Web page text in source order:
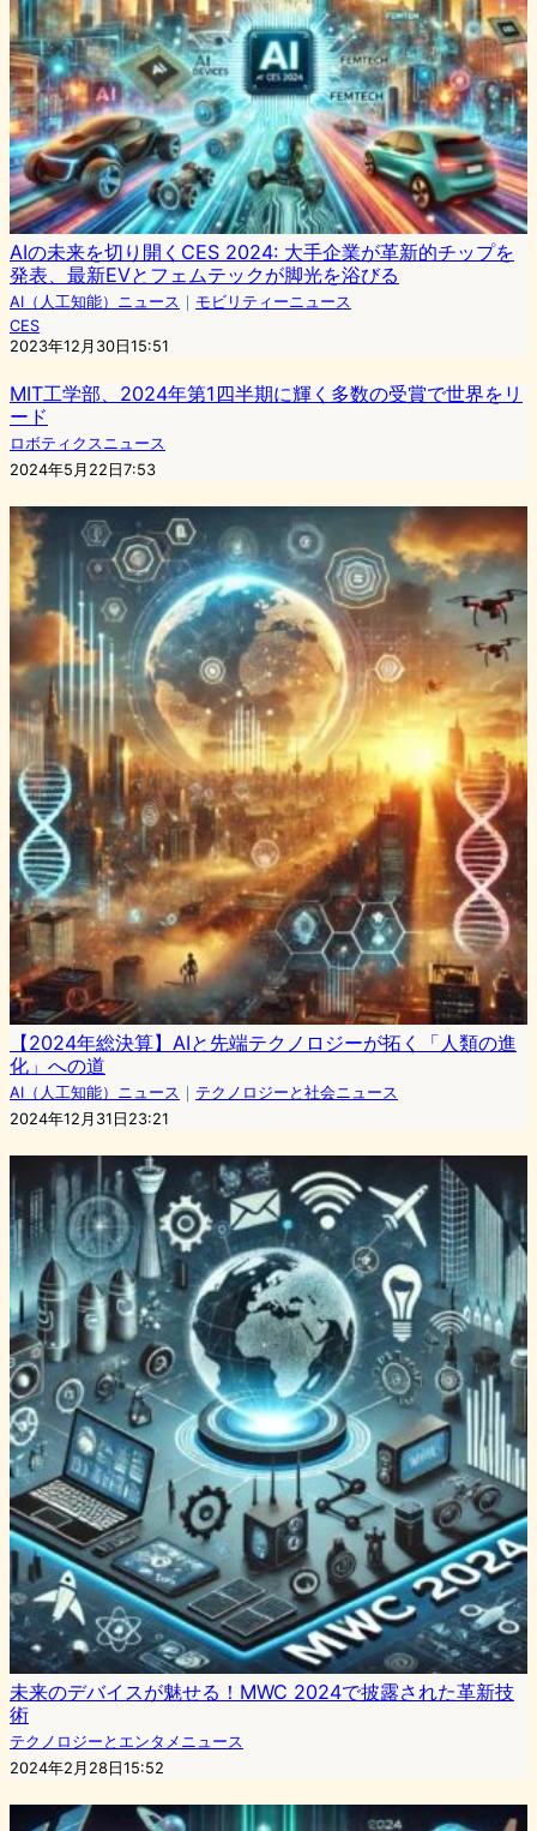
AIの未来を切り開くCES 2024: 大手企業が革新的チップを
発表、最新EVとフェムテックが脚光を浴びる
AI（人工知能）ニュース ｜ モビリティーニュース
CES
2023年12月30日15:51
MIT工学部、2024年第1四半期に輝く多数の受賞で世界をリ
ード
ロボティクスニュース
2024年5月22日7:53
【2024年総決算】AIと先端テクノロジーが拓く「人類の進
化」への道
AI（人工知能）ニュース ｜ テクノロジーと社会ニュース
2024年12月31日23:21
未来のデバイスが魅せる！MWC 2024で披露された革新技
術
テクノロジーとエンタメニュース
2024年2月28日15:52